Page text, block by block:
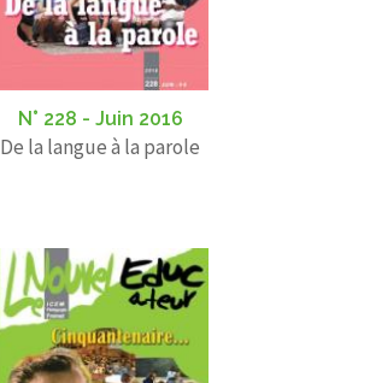
N° 228 - Juin 2016
De la langue à la parole